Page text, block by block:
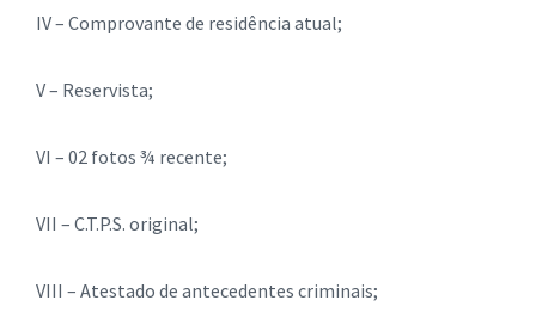
IV – Comprovante de residência atual;
V – Reservista;
VI – 02 fotos ¾ recente;
VII – C.T.P.S. original;
VIII – Atestado de antecedentes criminais;